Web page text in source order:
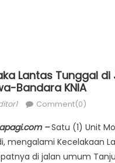
Lantas Tunggal di
Bandara KNIA
Comment(0)
–Satu (1) Unit
mengalami Kecelakaan
di jalan umum